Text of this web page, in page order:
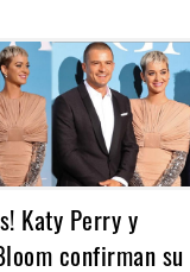
Katy Perry y
confirman su